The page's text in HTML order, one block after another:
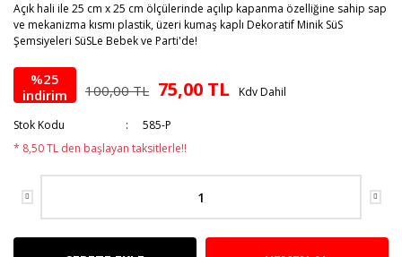
Açık hali ile 25 cm x 25 cm ölçülerinde açılıp kapanma özelliğine sahip sap
ve mekanizma kısmı plastik, üzeri kumaş kaplı Dekoratif Minik SüS
Şemsiyeleri SüSLe Bebek ve Parti'de!
%25
indirim
100,00 TL 75,00 TL Kdv Dahil
Stok Kodu
585-P
* 8,50 TL den başlayan taksitlerle!!